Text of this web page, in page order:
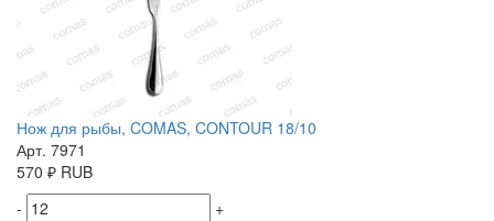
Нож для рыбы, COMAS, CONTOUR 18/10
Арт. 7971
570 ₽ RUB
-
+